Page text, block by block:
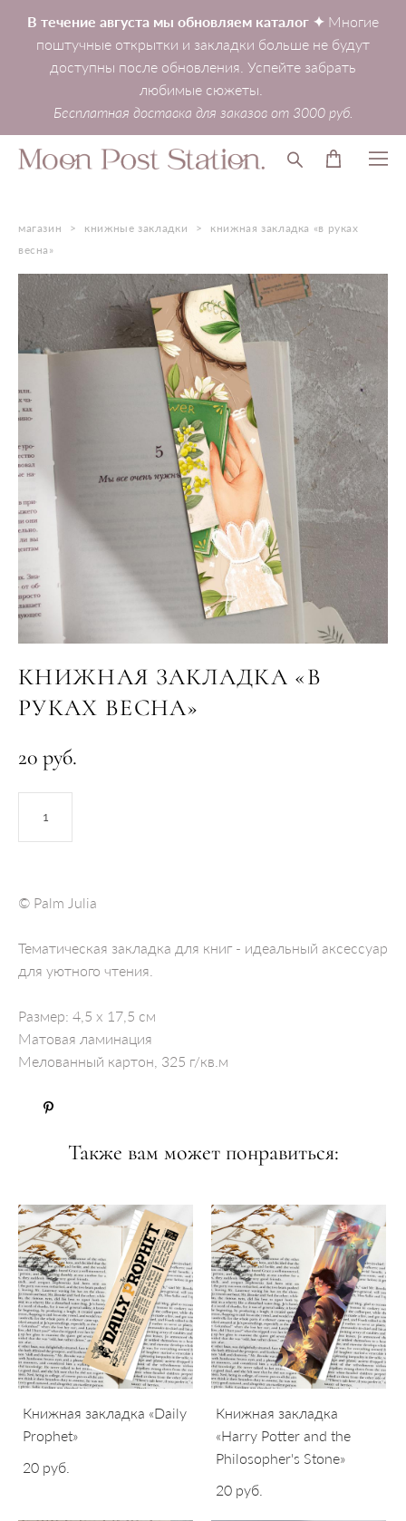
В течение августа мы обновляем каталог ✦ Многие
поштучные открытки и закладки больше не будут
доступны после обновления. Успейте забрать
любимые сюжеты.
Бесплатная доставка для заказов от 3000 руб.
магазин > книжные закладки >
книжная закладка «в руках
весна»
КНИЖНАЯ ЗАКЛАДКА «В
РУКАХ ВЕСНА»
20 pуб.
© Palm Julia
Тематическая закладка для книг - идеальный аксессуар
для уютного чтения.
Размер: 4,5 х 17,5 см
Матовая ламинация
Мелованный картон, 325 г/кв.м
Также вам может понравиться:
Книжная закладка «Daily
Prophet»
20 pуб.
Книжная закладка
«Harry Potter and the
Philosopher's Stone»
20 pуб.